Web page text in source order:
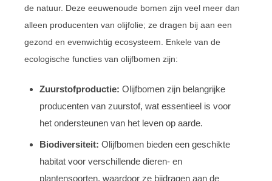
de natuur. Deze eeuwenoude bomen zijn veel meer dan
alleen producenten van olijfolie; ze dragen bij aan een
gezond en evenwichtig ecosysteem. Enkele van de
ecologische functies van olijfbomen zijn:
Zuurstofproductie: Olijfbomen zijn belangrijke
producenten van zuurstof, wat essentieel is voor
het ondersteunen van het leven op aarde.
Biodiversiteit: Olijfbomen bieden een geschikte
habitat voor verschillende dieren- en
plantensoorten, waardoor ze bijdragen aan de